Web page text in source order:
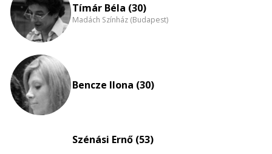
Tímár Béla (30)
Madách Színház (Budapest)
Bencze Ilona (30)
Szénási Ernő (53)